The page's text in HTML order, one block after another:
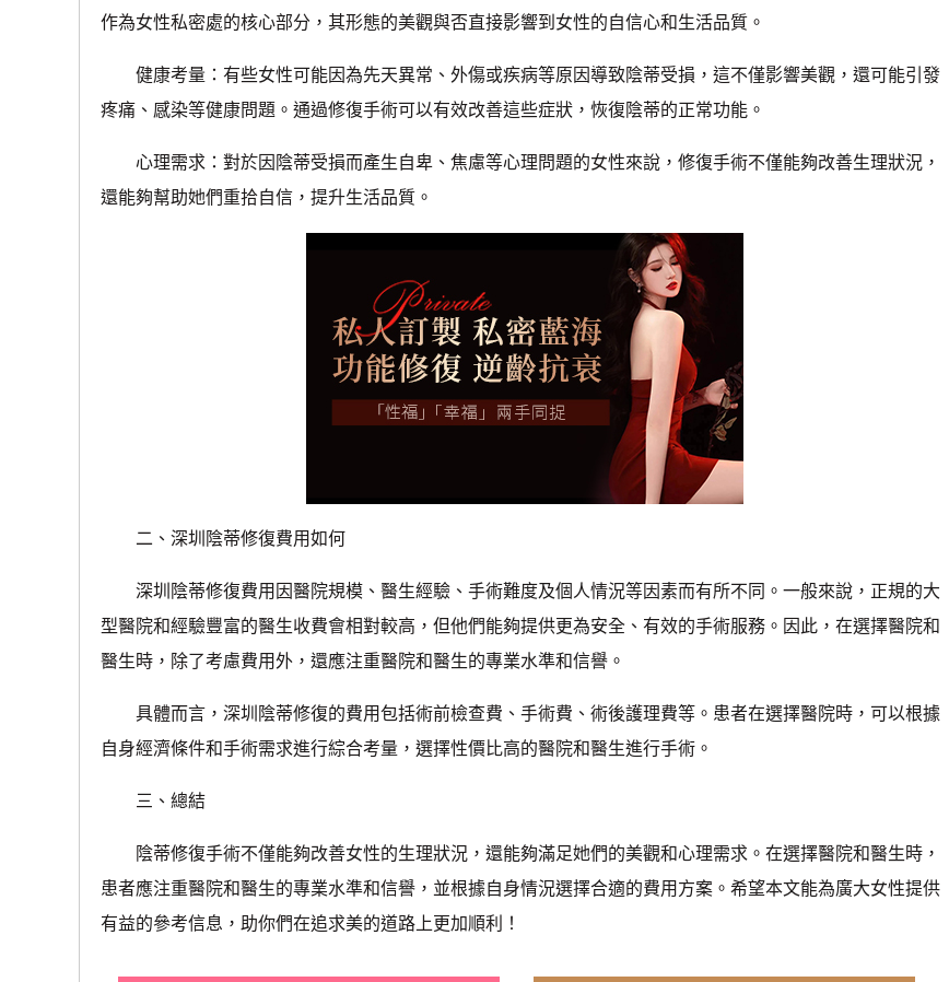
作為女性私密處的核心部分，其形態的美觀與否直接影響到女性的自信心和生活品質。
健康考量：有些女性可能因為先天異常、外傷或疾病等原因導致陰蒂受損，這不僅影響美觀，還可能引發
疼痛、感染等健康問題。通過修復手術可以有效改善這些症狀，恢復陰蒂的正常功能。
心理需求：對於因陰蒂受損而產生自卑、焦慮等心理問題的女性來說，修復手術不僅能夠改善生理狀況，
還能夠幫助她們重拾自信，提升生活品質。
二、深圳陰蒂修復費用如何
深圳陰蒂修復費用因醫院規模、醫生經驗、手術難度及個人情況等因素而有所不同。一般來說，正規的大
型醫院和經驗豐富的醫生收費會相對較高，但他們能夠提供更為安全、有效的手術服務。因此，在選擇醫院和
醫生時，除了考慮費用外，還應注重醫院和醫生的專業水準和信譽。
具體而言，深圳陰蒂修復的費用包括術前檢查費、手術費、術後護理費等。患者在選擇醫院時，可以根據
自身經濟條件和手術需求進行綜合考量，選擇性價比高的醫院和醫生進行手術。
三、總結
陰蒂修復手術不僅能夠改善女性的生理狀況，還能夠滿足她們的美觀和心理需求。在選擇醫院和醫生時，
患者應注重醫院和醫生的專業水準和信譽，並根據自身情況選擇合適的費用方案。希望本文能為廣大女性提供
有益的參考信息，助你們在追求美的道路上更加順利！